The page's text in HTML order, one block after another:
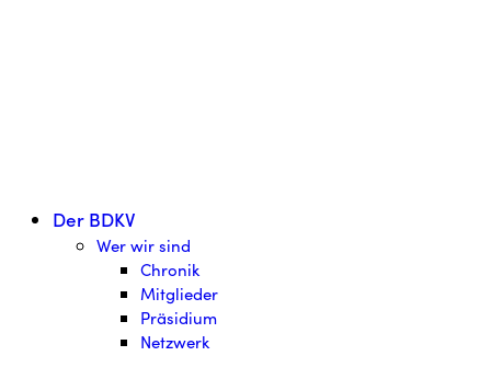
Der BDKV
Wer wir sind
Chronik
Mitglieder
Präsidium
Netzwerk